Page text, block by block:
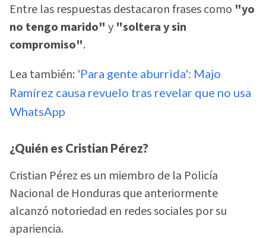
Entre las respuestas destacaron frases como "yo
no tengo marido" y "soltera y sin
compromiso".
Lea también: 'Para gente aburrida': Majo
Ramírez causa revuelo tras revelar que no usa
WhatsApp
¿Quién es Cristian Pérez?
Cristian Pérez es un miembro de la Policía
Nacional de Honduras que anteriormente
alcanzó notoriedad en redes sociales por su
apariencia.